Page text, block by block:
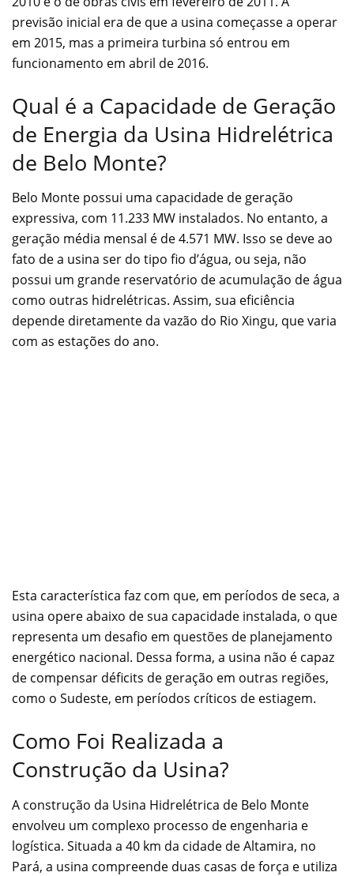
previsão inicial era de que a usina começasse a operar
em 2015, mas a primeira turbina só entrou em
funcionamento em abril de 2016.
Qual é a Capacidade de Geração
de Energia da Usina Hidrelétrica
de Belo Monte?
Belo Monte possui uma capacidade de geração
expressiva, com 11.233 MW instalados. No entanto, a
geração média mensal é de 4.571 MW. Isso se deve ao
fato de a usina ser do tipo fio d’água, ou seja, não
possui um grande reservatório de acumulação de água
como outras hidrelétricas. Assim, sua eficiência
depende diretamente da vazão do Rio Xingu, que varia
com as estações do ano.
Esta característica faz com que, em períodos de seca, a
usina opere abaixo de sua capacidade instalada, o que
representa um desafio em questões de planejamento
energético nacional. Dessa forma, a usina não é capaz
de compensar déficits de geração em outras regiões,
como o Sudeste, em períodos críticos de estiagem.
Como Foi Realizada a
Construção da Usina?
A construção da Usina Hidrelétrica de Belo Monte
envolveu um complexo processo de engenharia e
logística. Situada a 40 km da cidade de Altamira, no
Pará, a usina compreende duas casas de força e utiliza